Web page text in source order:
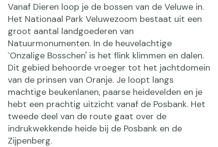
Vanaf Dieren loop je de bossen van de Veluwe in.
Het Nationaal Park Veluwezoom bestaat uit een
groot aantal landgoederen van
Natuurmonumenten. In de heuvelachtige
`Onzalige Bosschen' is het flink klimmen en dalen.
Dit gebied behoorde vroeger tot het jachtdomein
van de prinsen van Oranje. Je loopt langs
machtige beukenlanen, paarse heidevelden en je
hebt een prachtig uitzicht vanaf de Posbank. Het
tweede deel van de route gaat over de
indrukwekkende heide bij de Posbank en de
Zijpenberg.